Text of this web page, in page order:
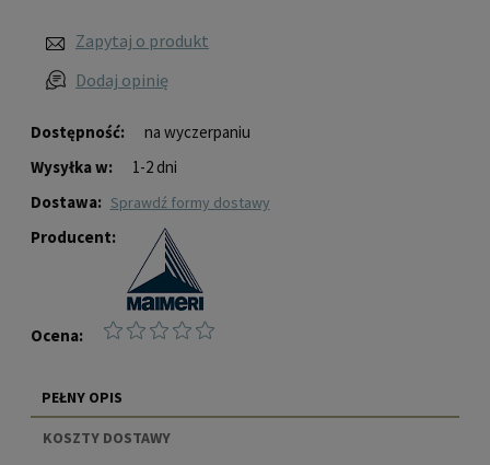
Dostępność:
na wyczerpaniu
Wysyłka w:
1-2 dni
Dostawa:
sprawdź formy dostawy
Producent:
Ocena:
Zapytaj o produkt
Dodaj opinię
PEŁNY OPIS
KOSZTY DOSTAWY